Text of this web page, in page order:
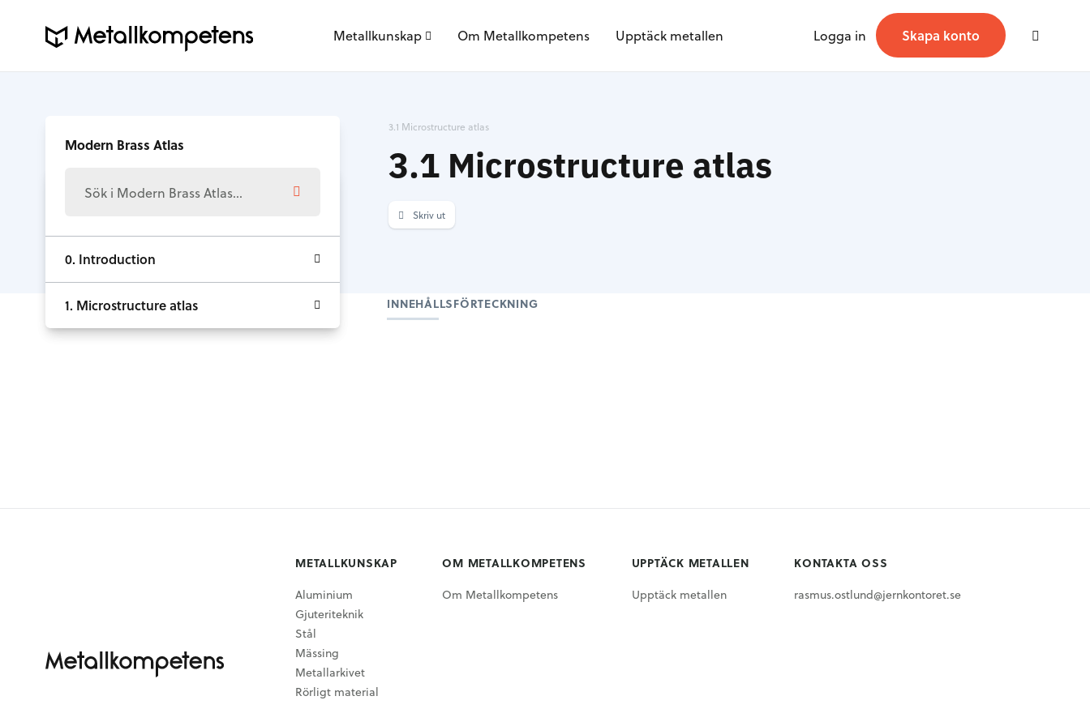
Metallkunskap Om Metallkompetens Upptäck metallen Logga in Skapa konto
Modern Brass Atlas
0. Introduction
1. Microstructure atlas
3.1 Microstructure atlas
3.1 Microstructure atlas
Skriv ut
INNEHÅLLSFÖRTECKNING
METALLKUNSKAP
Aluminium
Gjuteriteknik
Stål
Mässing
Metallarkivet
Rörligt material
OM METALLKOMPETENS
Om Metallkompetens
UPPTÄCK METALLEN
Upptäck metallen
KONTAKTA OSS
rasmus.ostlund@jernkontoret.se